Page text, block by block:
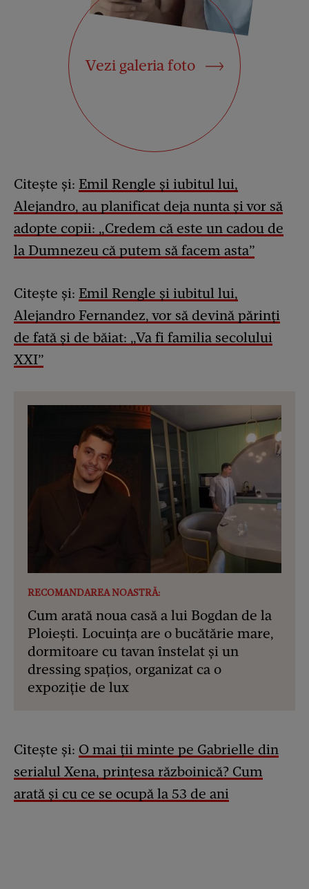
Vezi galeria foto
Citește și: Emil Rengle și iubitul lui,
Alejandro, au planificat deja nunta și vor să
adopte copii: „Credem că este un cadou de
la Dumnezeu că putem să facem asta”
Citește și: Emil Rengle și iubitul lui,
Alejandro Fernandez, vor să devină părinți
de fată și de băiat: „Va fi familia secolului
XXI”
RECOMANDAREA NOASTRĂ:
Cum arată noua casă a lui Bogdan de la
Ploiești. Locuința are o bucătărie mare,
dormitoare cu tavan înstelat și un
dressing spațios, organizat ca o
expoziție de lux
Citește și: O mai ții minte pe Gabrielle din
serialul Xena, prințesa războinică? Cum
arată și cu ce se ocupă la 53 de ani